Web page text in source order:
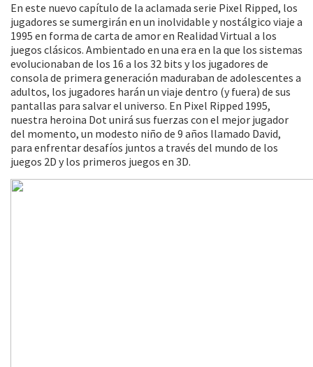
En este nuevo capítulo de la aclamada serie Pixel Ripped, los
jugadores se sumergirán en un inolvidable y nostálgico viaje a
1995 en forma de carta de amor en Realidad Virtual a los
juegos clásicos. Ambientado en una era en la que los sistemas
evolucionaban de los 16 a los 32 bits y los jugadores de
consola de primera generación maduraban de adolescentes a
adultos, los jugadores harán un viaje dentro (y fuera) de sus
pantallas para salvar el universo. En Pixel Ripped 1995,
nuestra heroina Dot unirá sus fuerzas con el mejor jugador
del momento, un modesto niño de 9 años llamado David,
para enfrentar desafíos juntos a través del mundo de los
juegos 2D y los primeros juegos en 3D.